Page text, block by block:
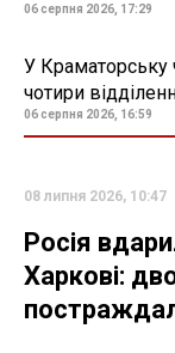
06 серпня 2026, 17:29
У Краматорську
чотири
06 серпня 2026, 16:59
08 липня 2026, 10:47
Росія
Харкові: